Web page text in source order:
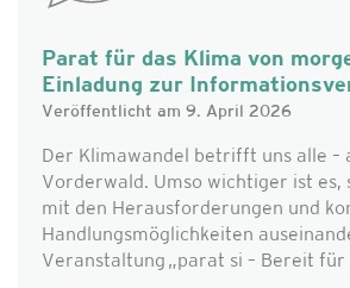
Parat für das Klima von
Einladung zur
Veröffentlicht am 9. April 2026
Der Klimawandel betrifft uns alle –
Vorderwald. Umso wichtiger ist es,
mit den Herausforderungen und
Handlungsmöglichkeiten
Veranstaltung „parat si – Bereit für